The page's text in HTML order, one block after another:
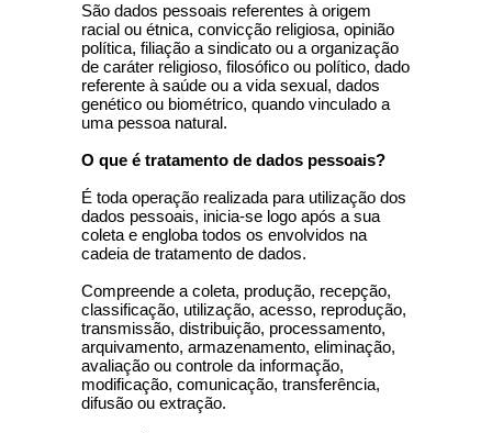
São dados pessoais referentes à origem
racial ou étnica, convicção religiosa, opinião
política, filiação a sindicato ou a organização
de caráter religioso, filosófico ou político, dado
referente à saúde ou a vida sexual, dados
genético ou biométrico, quando vinculado a
uma pessoa natural.
O que é tratamento de dados pessoais?
É toda operação realizada para utilização dos
dados pessoais, inicia-se logo após a sua
coleta e engloba todos os envolvidos na
cadeia de tratamento de dados.
Compreende a coleta, produção, recepção,
classificação, utilização, acesso, reprodução,
transmissão, distribuição, processamento,
arquivamento, armazenamento, eliminação,
avaliação ou controle da informação,
modificação, comunicação, transferência,
difusão ou extração.